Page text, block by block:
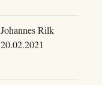
Johannes Rilk
20.02.2021